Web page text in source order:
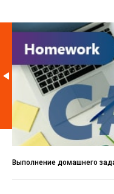
Выполнение домашнего